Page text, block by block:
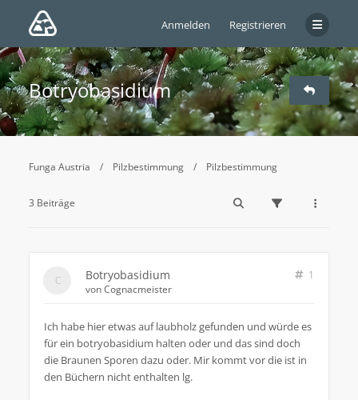
Anmelden Registrieren
Botryobasidium
Funga Austria Pilzbestimmung Pilzbestimmung
3 Beiträge
Botryobasidium
1
vonCognacmeister
Ich habe hier etwas auf laubholz gefunden und würde es
für ein botryobasidium halten oder und das sind doch
die Braunen Sporen dazu oder. Mir kommt vor die ist in
den Büchern nicht enthalten lg.